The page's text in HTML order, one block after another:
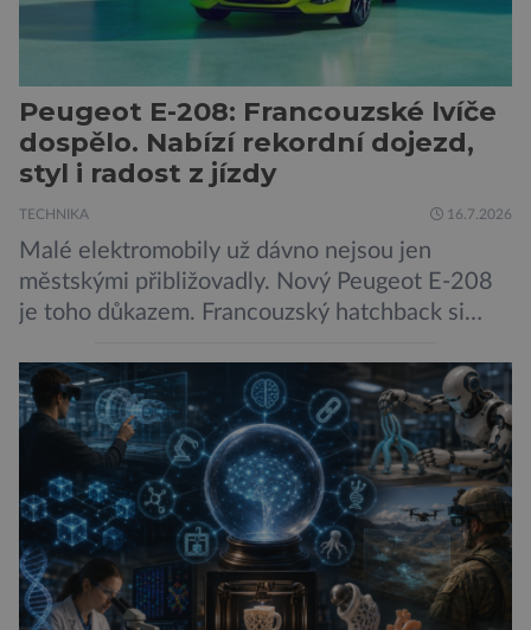
Peugeot E-208: Francouzské lvíče
dospělo. Nabízí rekordní dojezd,
styl i radost z jízdy
TECHNIKA 16.7.2026
Malé elektromobily už dávno nejsou jen
městskými přibližovadly. Nový Peugeot E-208
je toho důkazem. Francouzský hatchback si
dojezd a modernější technologie, ale hlavně
ukazuje, že i kompaktní elektromobil může být
autem, se kterým bez obav vyrazíte za hranice
města Peugeot se u modelu 208 trefil do
černého už […]